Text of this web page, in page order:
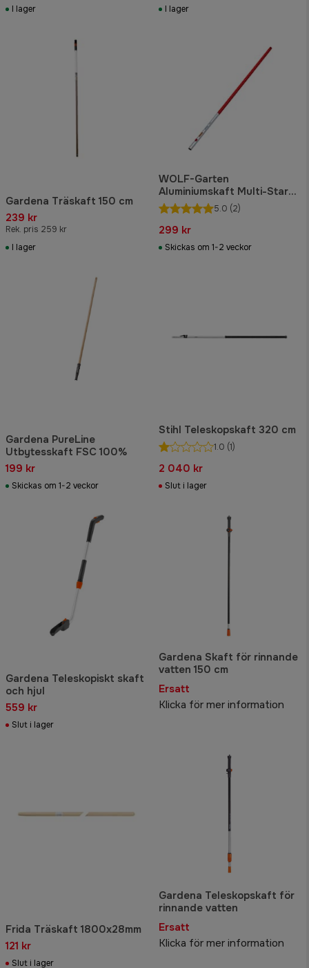
I lager
I lager
Gardena Träskaft 150 cm
239 kr
Rek. pris 259 kr
I lager
WOLF-Garten
Aluminiumskaft Multi-Star
150 cm
5.0 (2)
299 kr
Skickas om 1-2 veckor
Gardena PureLine
Utbytesskaft FSC 100%
199 kr
Skickas om 1-2 veckor
Stihl Teleskopskaft 320 cm
1.0 (1)
2 040 kr
Slut i lager
Gardena Teleskopiskt skaft
och hjul
559 kr
Slut i lager
Gardena Skaft för rinnande
vatten 150 cm
Ersatt
Klicka för mer information
Frida Träskaft 1800x28mm
121 kr
Slut i lager
Gardena Teleskopskaft för
rinnande vatten
Ersatt
Klicka för mer information